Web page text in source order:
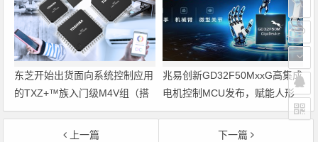
东芝开始出货面向系统控制应用
的TXZ+™族入门级M4V组（搭
载Arm Cortex‑M4内核的标准微
控制器）工程样品
兆易创新GD32F50MxxG高集成
电机控制MCU发布，赋能人形
机器人关节驱动革新
上一篇 下一篇